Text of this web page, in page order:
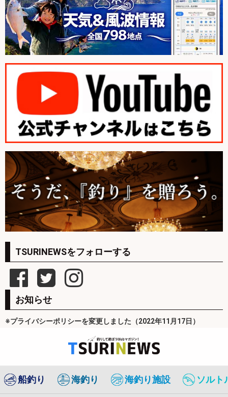
TSURINEWSをフォローする
お知らせ
※プライバシーポリシーを変更しました（2022年11月17日）
船釣り 海釣り 海釣り施設 ソルト